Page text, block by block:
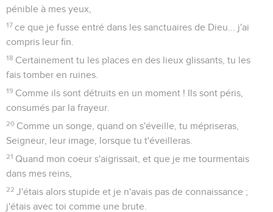
montagne de Sion, où tu as habité.
3 Élève tes pas vers les ruines perpétuelles ; l'ennemi a tout
saccagé dans le lieu saint.
4 Tes adversaires rugissent au milieu des lieux assignés pour
ton service ; ils ont mis leurs signes pour signes.
5 Un homme se faisait connaître quand il élevait la hache
dans l'épaisseur de la forêt ;
6 Et maintenant, avec des cognées et des marteaux, ils
brisent ses sculptures toutes ensemble.
7 Ils ont mis le feu à ton sanctuaire, ils ont profané par terre la
demeure de ton nom ;
8 Ils ont dit en leur coeur : Détruisons-les tous ensemble. Ils
ont brûlé tous les lieux assignés pour le service de Dieu dans